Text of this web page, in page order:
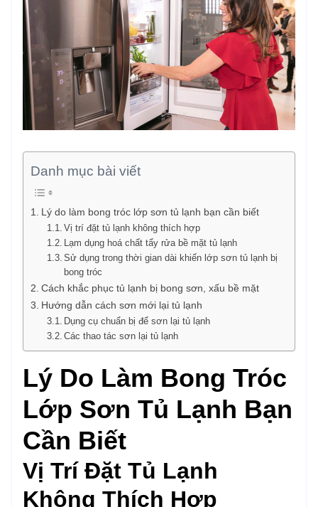
Danh mục bài viết
Lý do làm bong tróc lớp sơn tủ lạnh bạn cần biết
Vị trí đặt tủ lạnh không thích hợp
Lạm dụng hoá chất tẩy rửa bề mặt tủ lạnh
Sử dụng trong thời gian dài khiến lớp sơn tủ lạnh bị
bong tróc
Cách khắc phục tủ lạnh bị bong sơn, xấu bề mặt
Hướng dẫn cách sơn mới lại tủ lạnh
Dụng cụ chuẩn bị để sơn lại tủ lạnh
Các thao tác sơn lại tủ lạnh
Lý Do Làm Bong Tróc
Lớp Sơn Tủ Lạnh Bạn
Cần Biết
Vị Trí Đặt Tủ Lạnh
Không Thích Hợp